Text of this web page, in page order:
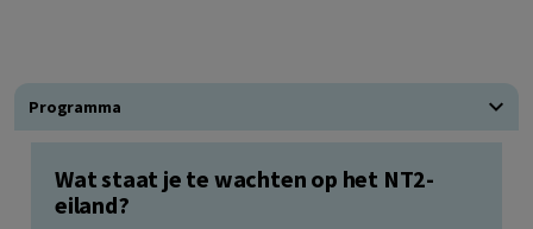
Programma
Wat staat je te wachten op het NT2-
eiland?